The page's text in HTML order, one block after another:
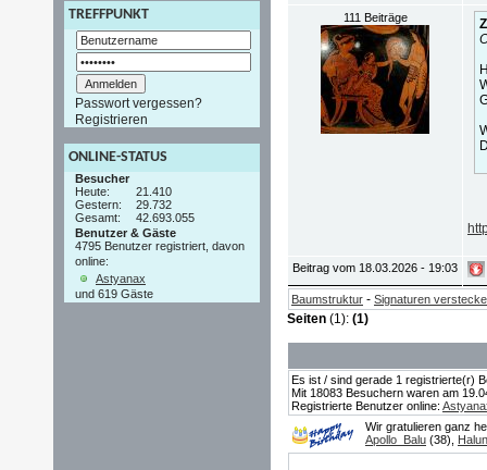
TREFFPUNKT
Passwort vergessen?
Registrieren
ONLINE-STATUS
Besucher
Heute:
21.410
Gestern:
29.732
Gesamt:
42.693.055
Benutzer & Gäste
4795 Benutzer registriert, davon
online:
Astyanax
und 619 Gäste
111 Beiträge
Beitrag vom 18.03.2026 - 19:03
Baumstruktur - Signaturen
Seiten (1): (1)
Es ist / sind gerade 1 registrierte(r)
Mit 18083 Besuchern waren am
Registrierte Benutzer online:
Wir gratulieren ganz
Apollo_Balu (38),